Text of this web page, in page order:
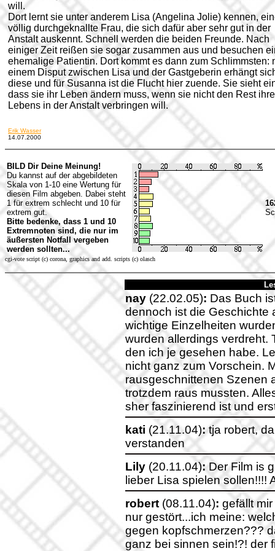
will.
Dort lernt sie unter anderem Lisa (Angelina Jolie) kennen,
völlig durchgeknallte Frau, die sich dafür aber sehr gut in der
Anstalt auskennt. Schnell werden die beiden Freunde. Nach
einiger Zeit reißen sie sogar zusammen aus und besuchen
ehemalige Patientin. Dort kommt es dann zum Schlimmsten:
einem Disput zwischen Lisa und der Gastgeberin erhängt
diese und für Susanna ist die Flucht hier zuende. Sie sieht
dass sie ihr Leben ändern muss, wenn sie nicht den Rest
Lebens in der Anstalt verbringen will.
Erik Wasser
14.07.2000
BILD Dir Deine Meinung!
Du kannst auf der abgebildeten
Skala von 1-10 eine Wertung für
diesen Film abgeben. Dabei steht
1 für extrem schlecht und 10 für
extrem gut.
Bitte bedenke, dass 1 und 10
Extremnoten sind, die nur im
äußersten Notfall vergeben
werden sollten...
cgi-vote script (c) corona, graphics and add. scripts (c) olasch
nay (22.02.05): Das Buch
dennoch ist die Geschichte
wichtige Einzelheiten
wurden allerdings verdreht.
den ich je gesehen habe.
nicht ganz zum Vorschein.
rausgeschnittenen Szenen
trotzdem raus mussten.
sher faszinierend ist und
kati (21.11.04):tja robert,
verstanden
Lily (20.11.04):Der Film is
lieber Lisa spielen sollen!!!!
robert (08.11.04): gefällt
nur gestört...ich meine:
gegen kopfschmerzen???
ganz bei sinnen sein!?! der